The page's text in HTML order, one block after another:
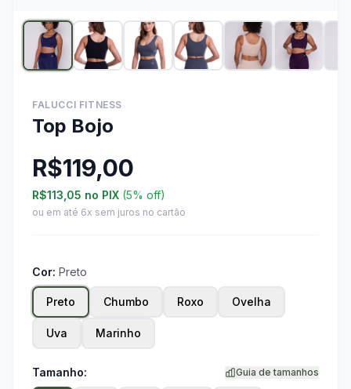
FALUCCI FITNESS
Top Bojo
R$119,00
R$113,05 no PIX (5% off)
ou em até 6x sem juros no cartão
Cor: Preto
Preto Chumbo Roxo Ovelha
Uva Marinho
Tamanho: Guia de tamanhos